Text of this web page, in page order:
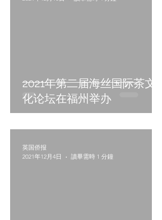
2021年第二届海丝国际茶文
化论坛在福州举办
英国侨报
2021年12月4日
讀畢需時 1 分鐘